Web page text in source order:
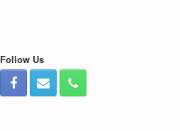
Follow Us